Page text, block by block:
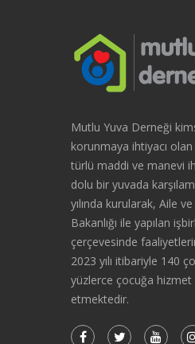
Mutlu Yuva Derneği
korunmaya ihtiyacı
türlü maddi ve manevi
dolu bir yuvada
yılında kurularak, Aile
Bakanlığı ile yapılan
çerçevesinde
2023 yılı itibariyle 140
yüzlerce çocuğa
etmektedir.